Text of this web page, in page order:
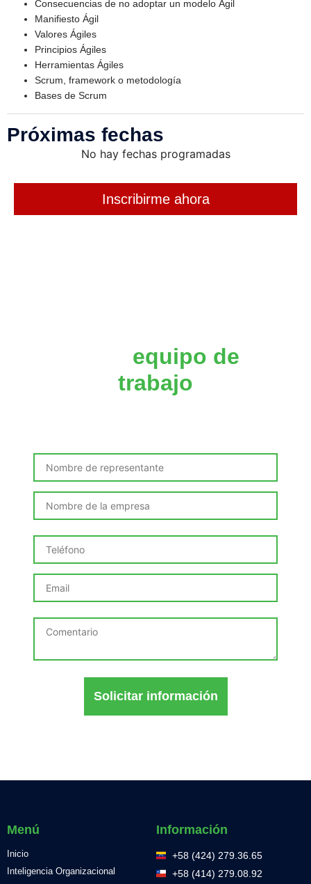
Consecuencias de no adoptar un modelo Ágil
Manifiesto Ágil
Valores Ágiles
Principios Ágiles
Herramientas Ágiles
Scrum, framework o metodología
Bases de Scrum
Próximas fechas
No hay fechas programadas
Inscribirme ahora
equipo de
trabajo
Solicitar información
Menú
Inicio
Inteligencia Organizacional
Información
+58 (424) 279.36.65
+58 (414) 279.08.92